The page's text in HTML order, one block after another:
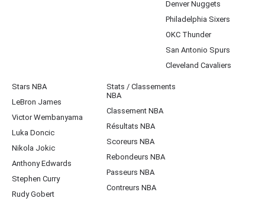
Denver Nuggets
Philadelphia Sixers
OKC Thunder
San Antonio Spurs
Cleveland Cavaliers
Stars NBA
LeBron James
Victor Wembanyama
Luka Doncic
Nikola Jokic
Anthony Edwards
Stephen Curry
Rudy Gobert
Stats / Classements
NBA
Classement NBA
Résultats NBA
Scoreurs NBA
Rebondeurs NBA
Passeurs NBA
Contreurs NBA